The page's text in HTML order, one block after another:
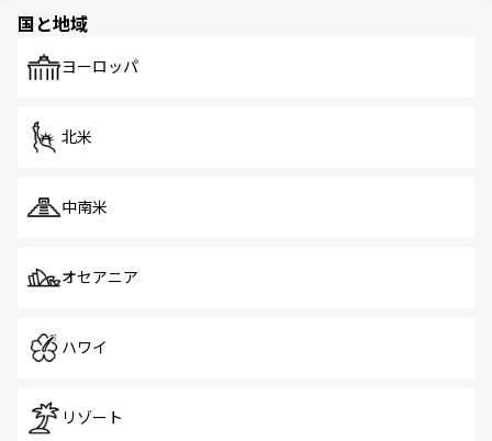
で、ホーカーズは地元の風情を楽しめる外せないスポット
国と地域
ヨーロッパ
北米
中南米
オセアニア
ハワイ
リゾート